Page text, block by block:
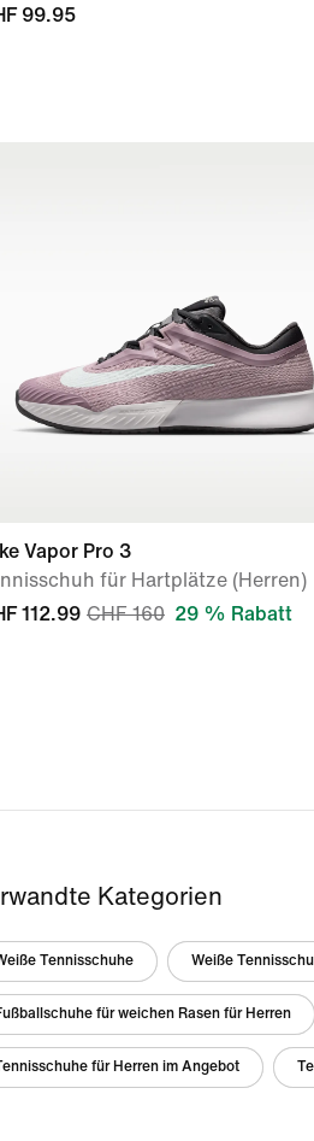
99.95
Vapor Pro 3
für Hartplätze (Herren)
112.99 CHF 160 29 % Rabatt
Kategorien
Tennisschuhe Weiße
für weichen Rasen für Herren
für Herren im Angebot